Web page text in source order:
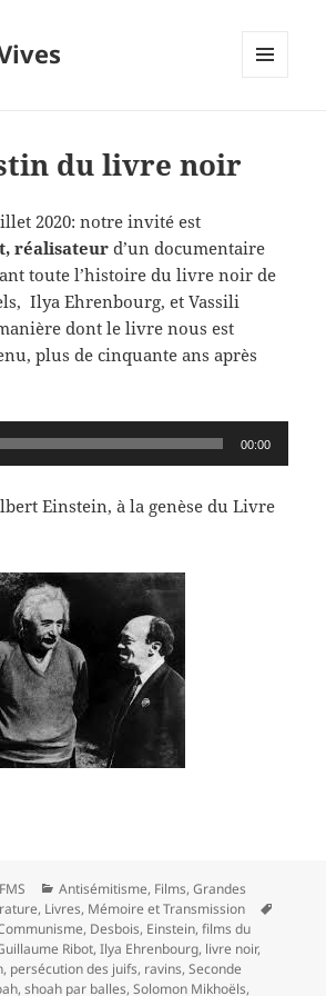
du livre noir
2020: notre invité est
réalisateur d’un documentaire
toute l’histoire du livre noir de
Ilya Ehrenbourg, et Vassili
dont le livre nous est
plus de cinquante ans après
00:00
Einstein, à la genèse du Livre
Auteur
FMS Catégories
Antisémitisme, Films,Grandes
, Livres, Mémoire et Transmission
, Desbois, Einstein,films du
Ribot,Ilya Ehrenbourg, livre noir,
, persécution des juifs, ravins,Seconde
,shoah par balles,Solomon Mikhoëls,